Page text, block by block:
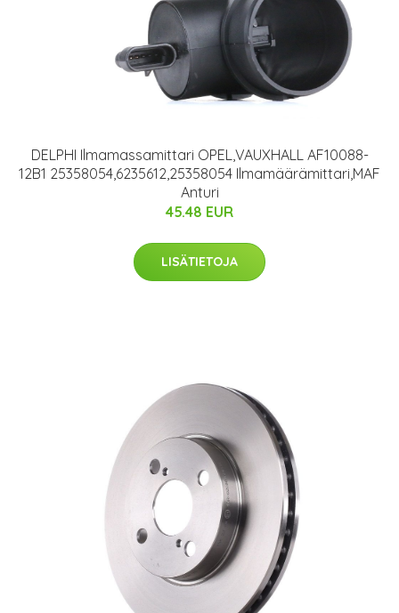
DELPHI Ilmamassamittari OPEL,VAUXHALL AF10088-
12B1 25358054,6235612,25358054 Ilmamäärämittari,MAF
Anturi
45.48 EUR
LISÄTIETOJA